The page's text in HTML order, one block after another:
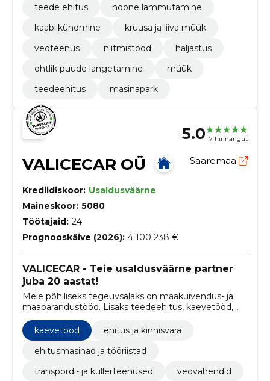
teede ehitus
hoone lammutamine
kaablikündmine
kruusa ja liiva müük
veoteenus
niitmistööd
haljastus
ohtlik puude langetamine
müük
teedeehitus
masinapark
5.0 7 hinnangut
VALICECAR OÜ Saaremaa
Krediidiskoor: Usaldusväärne
Maineskoor: 5080
Töötajaid: 24
Prognooskäive (2026): 4 100 238 €
VALICECAR - Teie usaldusväärne partner
juba 20 aastat!
Meie põhiliseks tegeuvsalaks on maakuivendus- ja
maaparandustööd. Lisaks teedeehitus, kaevetööd,
maaparanduse ja puistematerjalide müük.
kaevetööd
ehitus ja kinnisvara
ehitusmasinad ja tööriistad
transpordi- ja kullerteenused
veovahendid